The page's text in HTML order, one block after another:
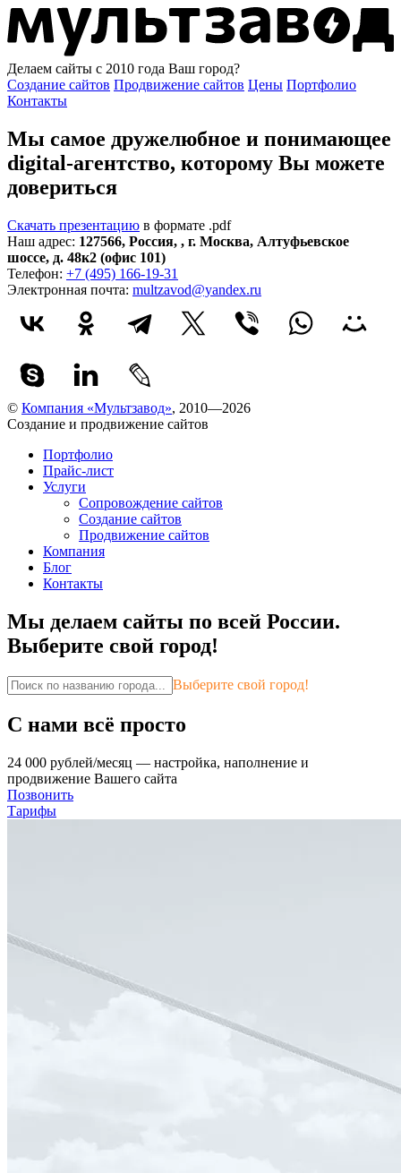
Делаем сайты с 2010 года Ваш город?
Создание сайтов Продвижение сайтов Цены Портфолио
Контакты
Мы самое дружелюбное и понимающее
digital-агентство, которому Вы можете
довериться
Скачать презентацию в формате .pdf
Наш адрес: 127566, Россия, , г. Москва, Алтуфьевское
шоссе, д. 48к2 (офис 101)
Телефон: +7 (495) 166-19-31
Электронная почта: multzavod@yandex.ru
© Компания «Мультзавод», 2010—2026
Создание и продвижение сайтов
Портфолио
Прайс-лист
Услуги
Сопровождение сайтов
Создание сайтов
Продвижение сайтов
Компания
Блог
Контакты
Мы делаем сайты по всей России.
Выберите свой город!
Выберите свой город!
С нами всё просто
24 000 рублей/месяц — настройка, наполнение и
продвижение Вашего сайта
Позвонить
Тарифы